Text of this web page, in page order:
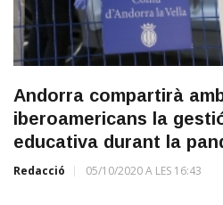
Andorra compartirà
iberoamericans la
educativa durant la
Redacció 05/10/2020 A LES 16:43